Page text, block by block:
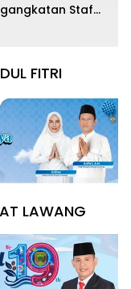
Staf
FITRI
LAWANG